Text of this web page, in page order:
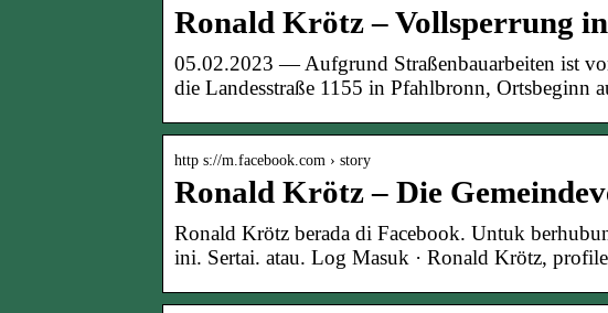
Ronald Krötz – Vollsperrung
05.02.2023 — Aufgrund Straßenbauarbeiten ist
die Landesstraße 1155 in Pfahlbronn, Ortsbeginn
http s://m.facebook.com › story
Ronald Krötz – Die
Ronald Krötz berada di Facebook. Untuk
ini. Sertai. atau. Log Masuk · Ronald Krötz,